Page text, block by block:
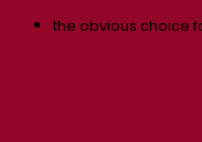
the obvious choice